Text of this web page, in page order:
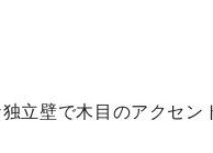
立壁で木目のアクセ